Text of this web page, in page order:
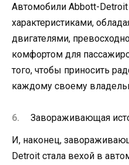
Автомобили Abbott-
характеристиками,
двигателями,
комфортом для
того, чтобы приносить
каждому своему
Завораживающая
И, наконец,
Detroit стала вехой в